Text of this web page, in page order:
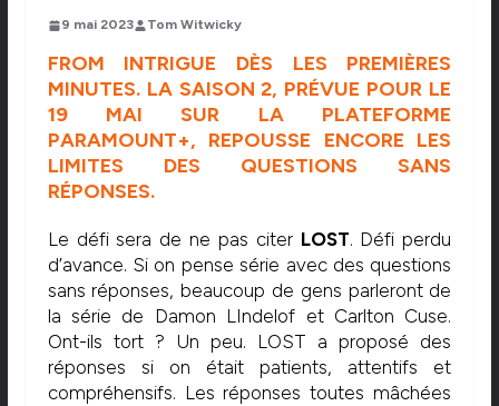
9 mai 2023 Tom Witwicky
FROM INTRIGUE DÈS LES PREMIÈRES
MINUTES. LA SAISON 2, PRÉVUE POUR LE
19 MAI SUR LA PLATEFORME
PARAMOUNT+, REPOUSSE ENCORE LES
LIMITES DES QUESTIONS SANS
RÉPONSES.
Le défi sera de ne pas citer LOST. Défi perdu
d’avance. Si on pense série avec des questions
sans réponses, beaucoup de gens parleront de
la série de Damon LIndelof et Carlton Cuse.
Ont-ils tort ? Un peu. LOST a proposé des
réponses si on était patients, attentifs et
compréhensifs. Les réponses toutes mâchées